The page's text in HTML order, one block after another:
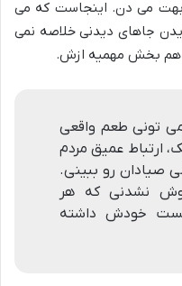
بهت می دن. اینجاست که می
جاهای دیدنی خلاصه نمی
هم بخش مهمیه ازش.
می تونی طعم واقعی
ارتباط عمیق مردم
صیادان رو ببینی.
نشدنی که هر
خودش داشته